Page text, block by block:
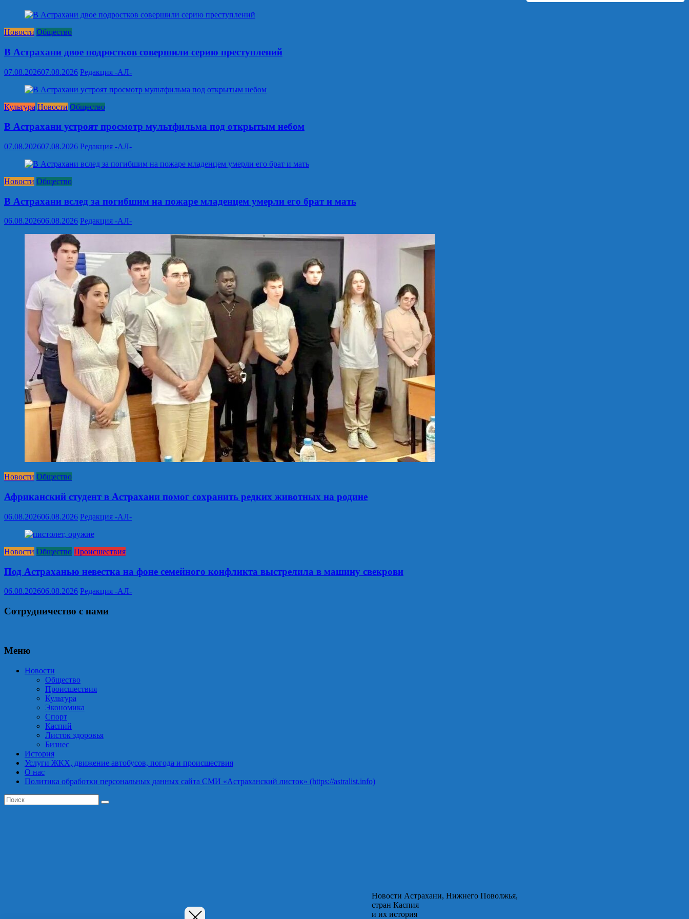
Новости Общество
В Астрахани двое подростков совершили серию преступлений
07.08.202607.08.2026 Редакция -АЛ-
Культура Новости Общество
В Астрахани устроят просмотр мультфильма под открытым небом
07.08.202607.08.2026 Редакция -АЛ-
Новости Общество
В Астрахани вслед за погибшим на пожаре младенцем умерли его брат и мать
06.08.202606.08.2026 Редакция -АЛ-
Новости Общество
Африканский студент в Астрахани помог сохранить редких животных на родине
06.08.202606.08.2026 Редакция -АЛ-
Новости Общество Происшествия
Под Астраханью невестка на фоне семейного конфликта выстрелила в машину свекрови
06.08.202606.08.2026 Редакция -АЛ-
Сотрудничество с нами
Меню
Новости
Общество
Происшествия
Культура
Экономика
Спорт
Каспий
Листок здоровья
Бизнес
История
Услуги ЖКХ, движение автобусов, погода и происшествия
О нас
Политика обработки персональных данных сайта СМИ «Астраханский листок» (https://astralist.info)
Новости Астрахани, Нижнего Поволжья,
стран Каспия
и их история